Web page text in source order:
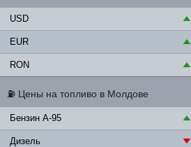
USD ▲
EUR ▲
RON ▲
⛽ Цены на топливо в Молдове
Бензин A-95 ▲
Дизель ▼